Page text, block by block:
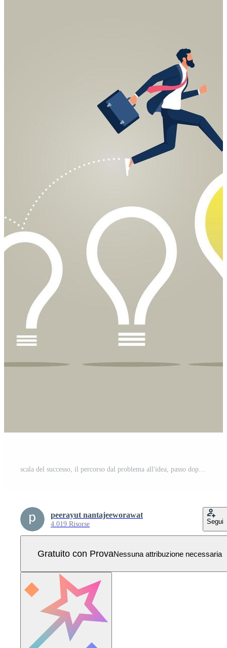
scala del successo, il percorso dal problema all'idea, passo dopo passo per ottenere risultati potenti, innovazione e creatività concetto di lampadina Vettore Pro
peerayut nantajeeworawat
4.019 Risorse Segui
Gratuito con ProvaNessuna attribuzione necessaria